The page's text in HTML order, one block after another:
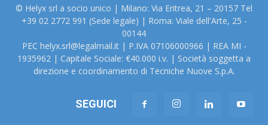
© Helyx srl a socio unico | Milano: Via Eritrea, 21 – 20157 Tel
+39 02 2772 991 (Sede legale) | Roma: Viale dell'Arte, 25 -
00144
PEC helyx.srl@legalmail.it | P.IVA 07106000966 | REA MI -
1935962 | Capitale Sociale: €40.000 i.v. | Società soggetta a
direzione e coordinamento di Tecniche Nuove S.p.A.
SEGUICI